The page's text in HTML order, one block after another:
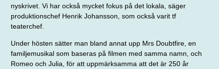
nyskrivet. Vi har också mycket fokus på det lokala, säger
produktionschef Henrik Johansson, som också varit tf
teaterchef.
Under hösten sätter man bland annat upp Mrs Doubt­fire, en
familjemusikal som baseras på filmen med samma namn, och
Romeo och Julia, för att uppmärksamma att det är 250 år